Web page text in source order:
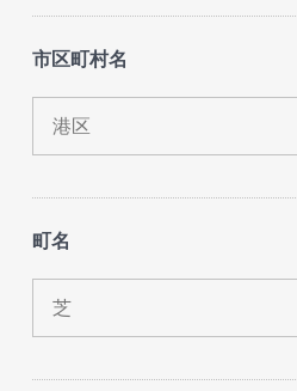
市区町村名
町名